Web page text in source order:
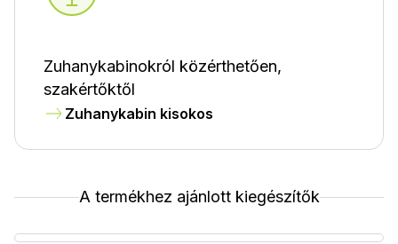
Zuhanykabinokról közérthetően,
szakértőktől
Zuhanykabin kisokos
A termékhez ajánlott kiegészítők